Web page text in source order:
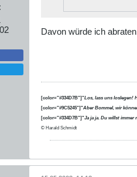
Davon würde ich
[color="#334D7B"]"Los, lass uns loslegen!
[color="#9C5245"]"Aber Bommel, wir
[color="#334D7B"]"Ja ja ja. Du willst immer
© Harald Schmidt